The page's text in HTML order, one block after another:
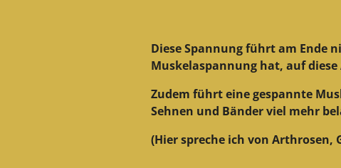
Diese Spannung führt am Ende
Muskelaspannung hat, auf
Zudem führt eine gespannte
Sehnen und Bänder viel mehr
(Hier spreche ich von